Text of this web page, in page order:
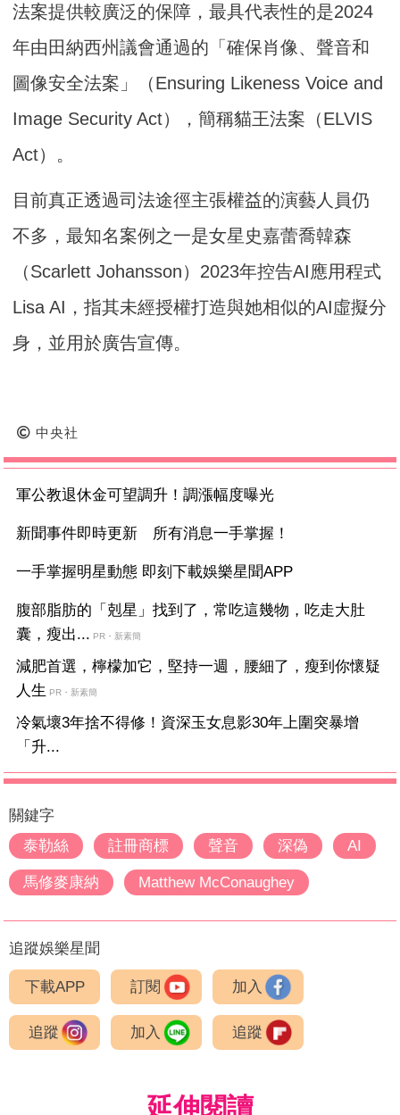
法案提供較廣泛的保障，最具代表性的是2024
年由田納西州議會通過的「確保肖像、聲音和
圖像安全法案」（Ensuring Likeness Voice and
Image Security Act），簡稱貓王法案（ELVIS
Act）。
目前真正透過司法途徑主張權益的演藝人員仍
不多，最知名案例之一是女星史嘉蕾喬韓森
（Scarlett Johansson）2023年控告AI應用程式
Lisa AI，指其未經授權打造與她相似的AI虛擬分
身，並用於廣告宣傳。
中央社
軍公教退休金可望調升！調漲幅度曝光
新聞事件即時更新 所有消息一手掌握！
一手掌握明星動態 即刻下載娛樂星聞APP
腹部脂肪的「剋星」找到了，常吃這幾物，吃走大肚
囊，瘦出... PR・新素簡
減肥首選，檸檬加它，堅持一週，腰細了，瘦到你懷疑
人生
PR・新素簡
冷氣壞3年捨不得修！資深玉女息影30年上圍突暴增
「升...
關鍵字
泰勒絲
註冊商標 聲音 深偽 AI
馬修麥康納 Matthew McConaughey
追蹤娛樂星聞
下載APP 訂閱 加入
追蹤 加入 追蹤
延伸閱讀